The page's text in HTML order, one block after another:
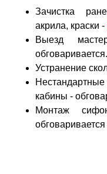
Зачистка
акрила, краски -
Выезд
обговаривается.
Устранение
кабины -
Монтаж